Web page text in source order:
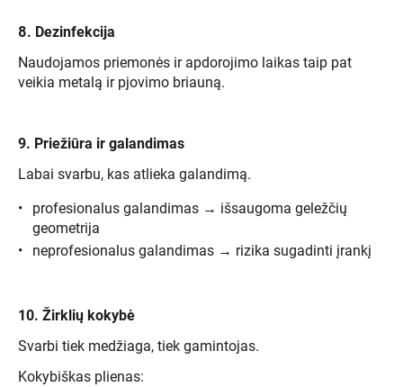
8. Dezinfekcija
Naudojamos priemonės ir apdorojimo laikas taip pat
veikia metalą ir pjovimo briauną.
9. Priežiūra ir galandimas
Labai svarbu, kas atlieka galandimą.
profesionalus galandimas → išsaugoma geležčių
geometrija
neprofesionalus galandimas → rizika sugadinti įrankį
10. Žirklių kokybė
Svarbi tiek medžiaga, tiek gamintojas.
Kokybiškas plienas: